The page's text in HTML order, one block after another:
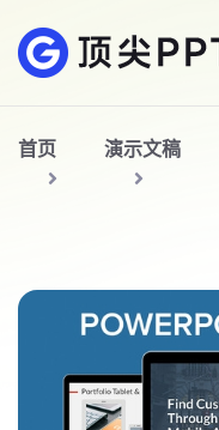
首页 演示文稿